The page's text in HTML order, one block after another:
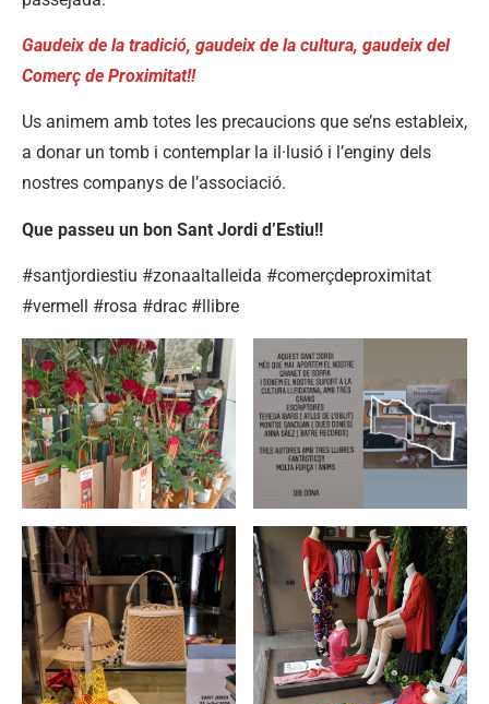
Gaudeix de la tradició, gaudeix de la cultura, gaudeix del
Comerç de Proximitat!!
Us animem amb totes les precaucions que se’ns estableix,
a donar un tomb i contemplar la il·lusió i l’enginy dels
nostres companys de l’associació.
Que passeu un bon Sant Jordi d’Estiu!!
#santjordiestiu #zonaaltalleida #comerçdeproximitat
#vermell #rosa #drac #llibre